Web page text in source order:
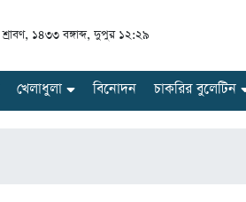
১৪৩৩ বঙ্গাব্দ, দুপুর ১২:২৯
খেলাধুলা বিনোদন চাকরির বুলেটিন